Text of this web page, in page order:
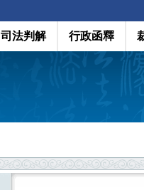
司法判解 行政函釋